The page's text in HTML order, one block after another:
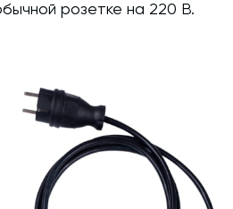
розетке на 220 В.